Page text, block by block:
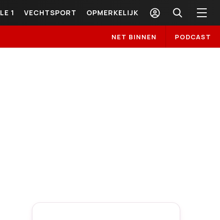
1 VECHTSPORT OPMERKELIJK
NET BINNEN PODCAST